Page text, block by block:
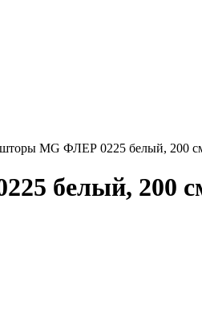
MG ФЛЕР 0225 белый, 200
белый, 200